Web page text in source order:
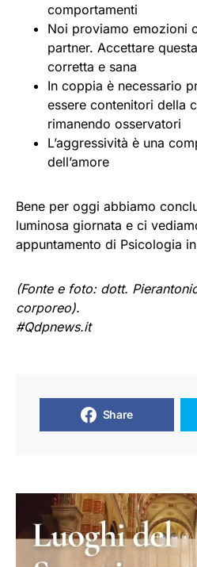
comportamenti
Noi proviamo emozioni
partner. Accettare
corretta e sana
In coppia è necessario
essere contenitori della
rimanendo osservatori
L’aggressività è una
dell’amore
Bene per oggi abbiamo
luminosa giornata e ci
appuntamento di Psicologia
(Fonte e foto: dott.
corporeo).
#Qdpnews.it
Share